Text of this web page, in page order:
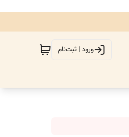
ورود | ثبت‌نام